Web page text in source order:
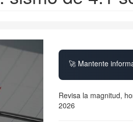
🚀 Mantente
Revisa la magnitud,
2026